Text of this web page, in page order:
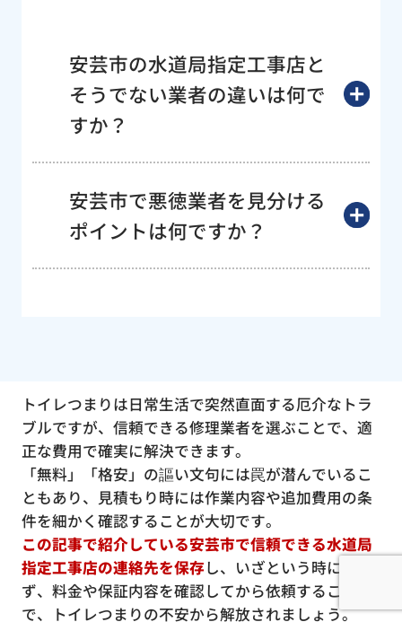
安芸市の水道局指定工事店と
そうでない業者の違いは何で
すか？
安芸市で悪徳業者を見分ける
ポイントは何ですか？
トイレつまりは日常生活で突然直面する厄介なトラ
ブルですが、信頼できる修理業者を選ぶことで、適
正な費用で確実に解決できます。
「無料」「格安」の謳い文句には罠が潜んでいるこ
ともあり、見積もり時には作業内容や追加費用の条
件を細かく確認することが大切です。
この記事で紹介している安芸市で信頼できる水道局
指定工事店の連絡先を保存し、いざという時に慌て
ず、料金や保証内容を確認してから依頼すること
で、トイレつまりの不安から解放されましょう。